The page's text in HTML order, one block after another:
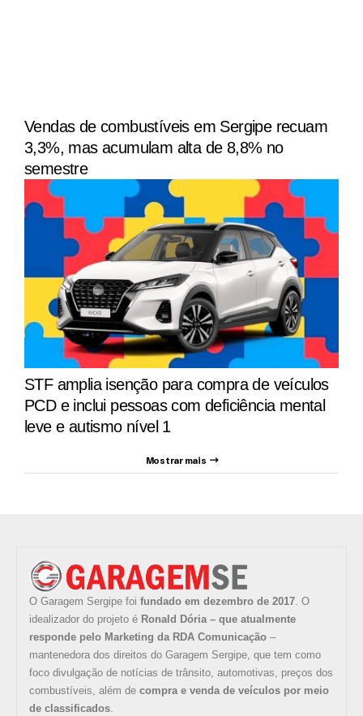
Vendas de combustíveis em Sergipe recuam
3,3%, mas acumulam alta de 8,8% no
semestre
STF amplia isenção para compra de veículos
PCD e inclui pessoas com deficiência mental
leve e autismo nível 1
Mostrar mais
O Garagem Sergipe foi fundado em dezembro de 2017. O
idealizador do projeto é Ronald Dória – que atualmente
responde pelo Marketing da RDA Comunicação –
mantenedora dos direitos do Garagem Sergipe, que tem como
foco divulgação de notícias de trânsito, automotivas, preços dos
combustíveis, além de compra e venda de veículos por meio
de classificados.